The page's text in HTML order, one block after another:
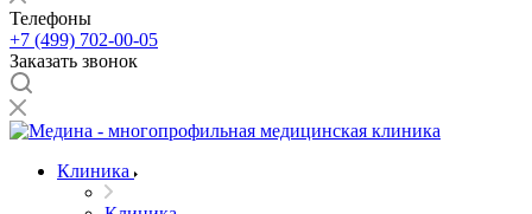
Телефоны
+7 (499) 702-00-05
Заказать звонок
Клиника